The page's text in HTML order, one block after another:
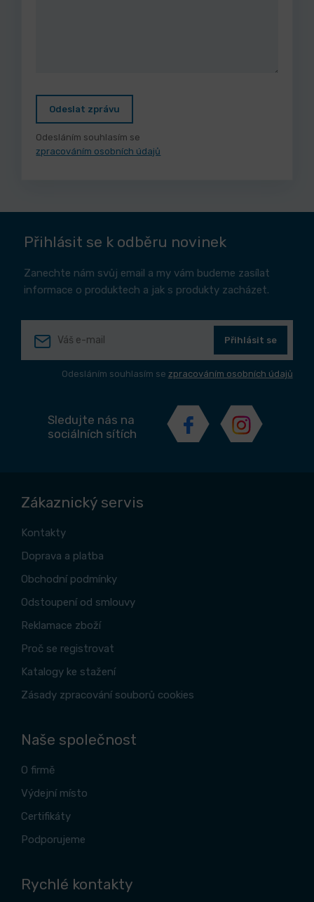
Odeslat zprávu
Odesláním souhlasím se
zpracováním osobních údajů
Přihlásit se k odběru novinek
Zanechte nám svůj email a my vám budeme zasílat
informace o produktech a jak s produkty zacházet.
Přihlásit se
Odesláním souhlasím se zpracováním osobních údajů
Sledujte nás na
sociálních sítích
Zákaznický servis
Kontakty
Doprava a platba
Obchodní podmínky
Odstoupení od smlouvy
Reklamace zboží
Proč se registrovat
Katalogy ke stažení
Zásady zpracování souborů cookies
Naše společnost
O firmě
Výdejní místo
Certifikáty
Podporujeme
Rychlé kontakty